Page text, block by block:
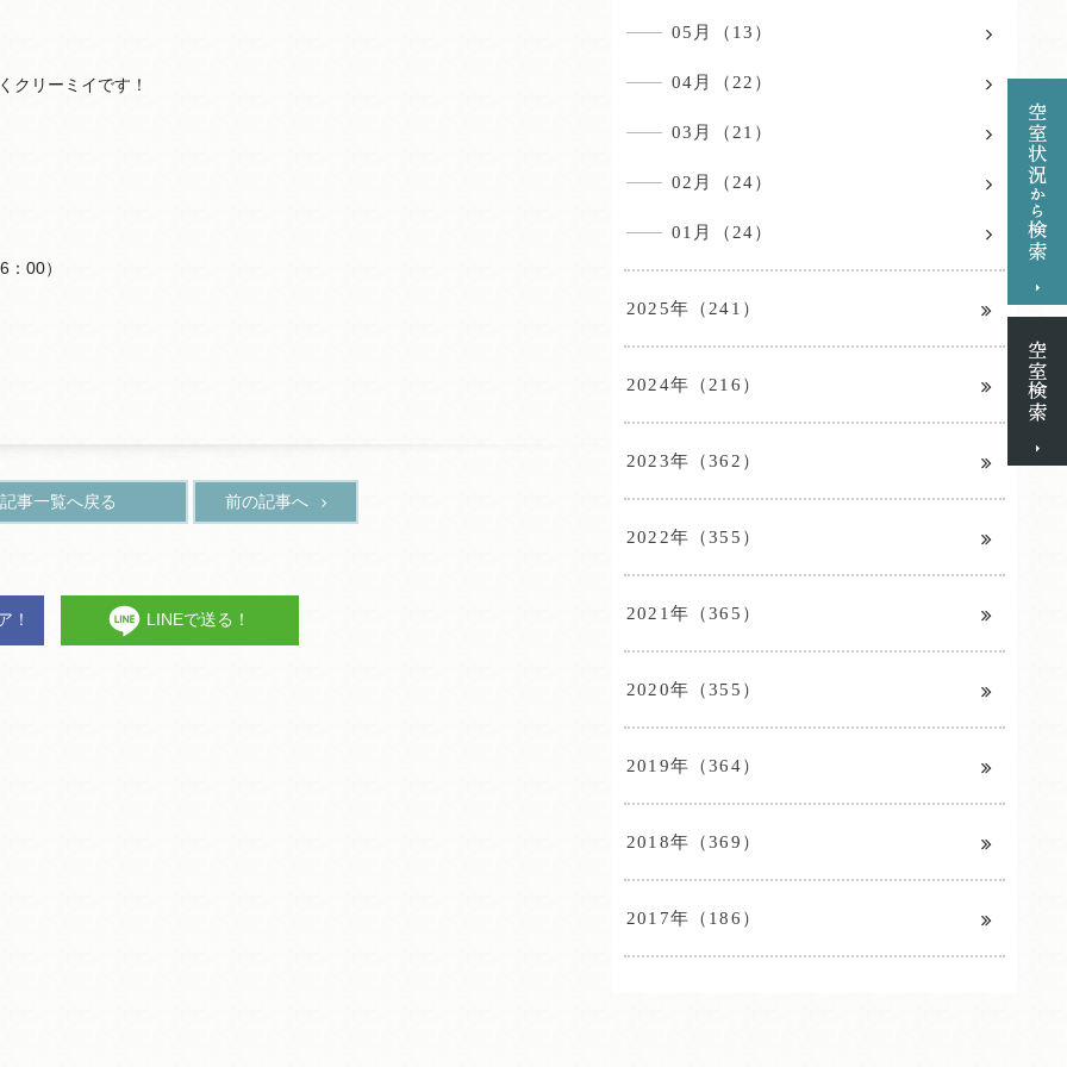
クリーミイです！
00）
記事一覧へ戻る 前の記事へ
！ LINEで送る！
05月（13）
04月（22）
03月（21）
02月（24）
01月（24）
2025年（241）
2024年（216）
2023年（362）
2022年（355）
2021年（365）
2020年（355）
2019年（364）
2018年（369）
2017年（186）